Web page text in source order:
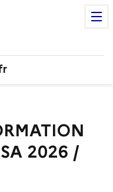
2026 /